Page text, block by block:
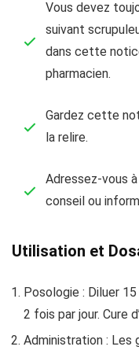
Vous devez
suivant
dans cette
pharmacien.
Gardez cette
la relire.
Adressez-vous
conseil ou
Utilisation et
Posologie : Diluer
2 fois par jour. Cure
Administration :